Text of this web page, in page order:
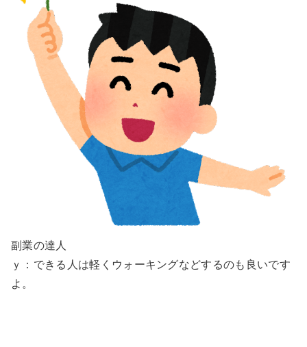
副業の達人
ｙ：できる人は軽くウォーキングなどするのも良いです
よ。